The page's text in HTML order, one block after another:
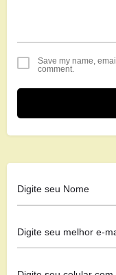
Save my name,
comment.